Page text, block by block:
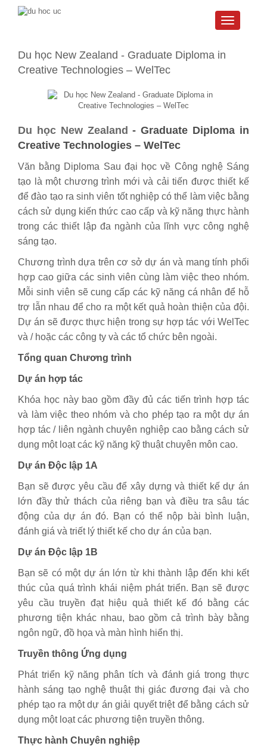
Toggle
Du học New Zealand - Graduate Diploma in
Creative Technologies – WelTec
Du học New Zealand -Graduate Diploma in
Creative Technologies – WelTec
Văn bằng Diploma Sau đại học về Công nghệ Sáng
tạo là một chương trình mới và cải tiến được thiết kế
để đào tạo ra sinh viên tốt nghiệp có thể làm việc bằng
cách sử dụng kiến ​​thức cao cấp và kỹ năng thực hành
trong các thiết lập đa ngành của lĩnh vực công nghệ
sáng tạo.
Chương trình dựa trên cơ sở dự án và mang tính phối
hợp cao giữa các sinh viên cùng làm việc theo nhóm.
Mỗi sinh viên sẽ cung cấp các kỹ năng cá nhân để hỗ
trợ lẫn nhau để cho ra một kết quả hoàn thiện của đội.
Dự án sẽ được thực hiện trong sự hợp tác với WelTec
và / hoặc các công ty và các tổ chức bên ngoài.
Tổng quan Chương trình
Dự án hợp tác
Khóa học này bao gồm đầy đủ các tiến trình hợp tác
và làm việc theo nhóm và cho phép tạo ra một dự án
hợp tác / liên ngành chuyên nghiệp cao bằng cách sử
dụng một loạt các kỹ năng kỹ thuật chuyên môn cao.
Dự án Độc lập 1A
Bạn sẽ được yêu cầu để xây dựng và thiết kế dự án
lớn đầy thử thách của riêng bạn và điều tra sâu tác
động của dự án đó. Bạn có thể nộp bài bình luận,
đánh giá và triết lý thiết kế cho dự án của bạn.
Dự án Độc lập 1B
Bạn sẽ có một dự án lớn từ khi thành lập đến khi kết
thúc của quá trình khái niệm phát triển. Bạn sẽ được
yêu cầu truyền đạt hiệu quả thiết kế đó bằng các
phương tiện khác nhau, bao gồm cả trình bày bằng
ngôn ngữ, đồ họa và màn hình hiển thị.
Truyền thông Ứng dụng
Phát triển kỹ năng phân tích và đánh giá trong thực
hành sáng tạo nghệ thuật thị giác đương đại và cho
phép tạo ra một dự án giải quyết triệt để bằng cách sử
dụng một loạt các phương tiện truyền thông.
Thực hành Chuyên nghiệp